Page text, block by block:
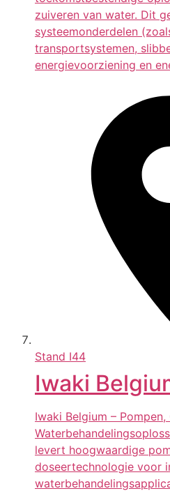
zuiveren van water. Dit
systeemonderdelen
transportsystemen,
energievoorziening en
Stand I44
Iwaki
Iwaki Belgium –
levert hoogwaardige
doseertechnologie voor